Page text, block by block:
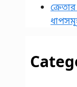
ক্রেতার